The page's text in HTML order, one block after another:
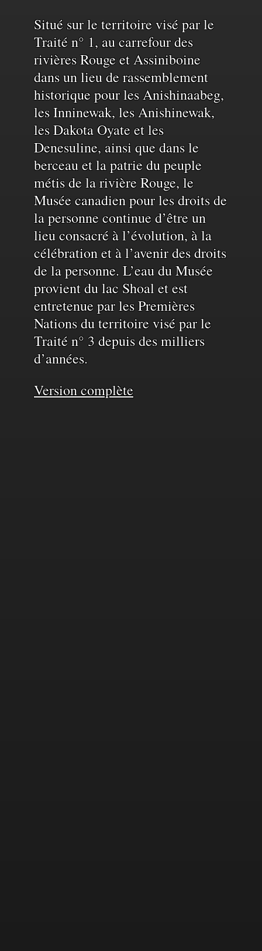
Reconnaissance
du
territoire
et
de
l'eau
Situé sur le territoire visé par le
Traité n° 1, au carrefour des
rivières Rouge et Assiniboine
dans un lieu de rassemblement
historique pour les Anishinaabeg,
les Inninewak, les Anishinewak,
les Dakota Oyate et les
Denesuline, ainsi que dans le
berceau et la patrie du peuple
métis de la rivière Rouge, le
Musée canadien pour les droits de
la personne continue d’être un
lieu consacré à l’évolution, à la
célébration et à l’avenir des droits
de la personne. L’eau du Musée
provient du lac Shoal et est
entretenue par les Premières
Nations du territoire visé par le
Traité n° 3 depuis des milliers
d’années.
Version complète